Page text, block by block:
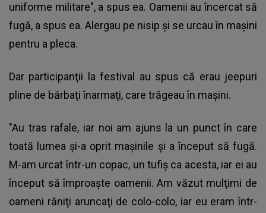
uniforme militare", a spus ea. Oamenii au încercat să
fugă, a spus ea. Alergau pe nisip şi se urcau în maşini
pentru a pleca.
Dar participanţii la festival au spus că erau jeepuri
pline de bărbaţi înarmaţi, care trăgeau în maşini.
"Au tras rafale, iar noi am ajuns la un punct în care
toată lumea şi-a oprit maşinile şi a început să fugă.
M-am urcat într-un copac, un tufiş ca acesta, iar ei au
început să împroaşte oamenii. Am văzut mulţimi de
oameni răniţi aruncaţi de colo-colo, iar eu eram într-